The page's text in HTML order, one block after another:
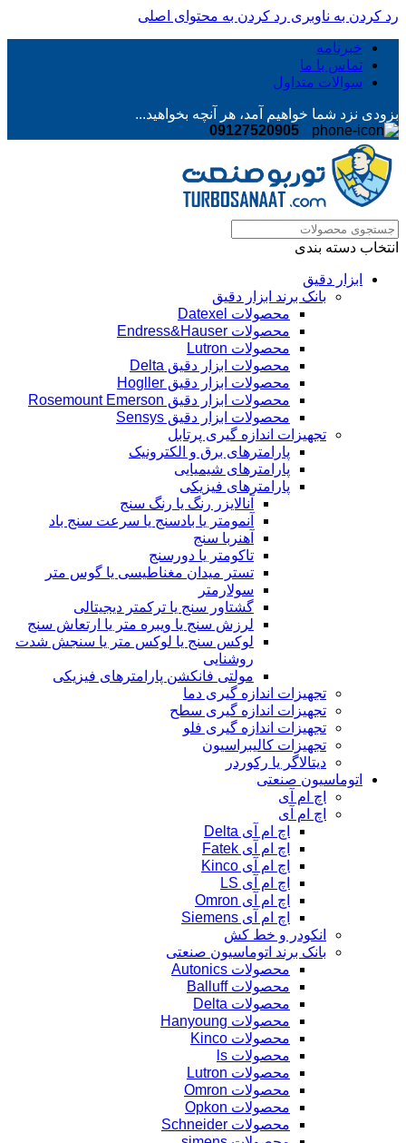
رد کردن به ناوبری رد کردن به محتوای اصلی
خبرنامه
تماس با ما
سوالات متداول
بزودی نزد شما خواهیم آمد، هر آنچه بخواهید...
09127520905
انتخاب دسته بندی
ابزار دقیق
بانک برند ابزار دقیق
محصولات Datexel
محصولات Endress&Hauser
محصولات Lutron
محصولات ابزار دقیق Delta
محصولات ابزار دقیق Hogller
محصولات ابزار دقیق Rosemount Emerson
محصولات ابزار دقیق Sensys
تجهیزات اندازه گیری پرتابل
پارامترهای برق و الکترونیک
پارامترهای شیمیایی
پارامترهای فیزیکی
آنالایزر رنگ یا رنگ سنج
آنمومتر یا بادسنج یا سرعت سنج باد
آهنربا سنج
تاکومتر یا دورسنج
تستر میدان مغناطیسی یا گوس متر
سولارمتر
گشتاور سنج یا ترکمتر دیجیتالی
لرزش سنج یا ویبره متر یا ارتعاش سنج
لوکس سنج یا لوکس متر یا سنجش شدت
روشنایی
مولتی فانکشن پارامترهای فیزیکی
تجهیزات اندازه گیری دما
تجهیزات اندازه گیری سطح
تجهیزات اندازه گیری فلو
تجهیزات کالیبراسیون
دیتالاگر یا رکوردر
اتوماسیون صنعتی
اچ ام آی
اچ ام آی
اچ ام آی Delta
اچ ام آی Fatek
اچ ام آی Kinco
اچ ام آی LS
اچ ام آی Omron
اچ ام آی Siemens
انکودر و خط کش
بانک برند اتوماسیون صنعتی
محصولات Autonics
محصولات Balluff
محصولات Delta
محصولات Hanyoung
محصولات Kinco
محصولات ls
محصولات Lutron
محصولات Omron
محصولات Opkon
محصولات Schneider